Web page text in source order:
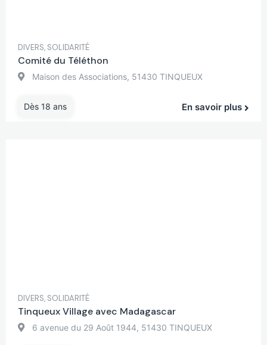
DIVERS, SOLIDARITÉ
Comité du Téléthon
Maison des Associations, 51430 TINQUEUX
Dès 18 ans En savoir plus
DIVERS, SOLIDARITÉ
Tinqueux Village avec Madagascar
6 avenue du 29 Août 1944, 51430 TINQUEUX